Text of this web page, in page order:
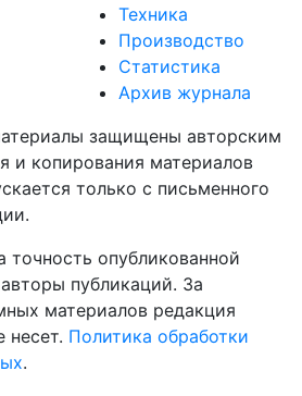
Техника
Производство
Статистика
Архив журнала
защищены авторским
и копирования материалов
только с письменного
точность опубликованной
публикаций. За
материалов редакция
несет. Политика обработки
.